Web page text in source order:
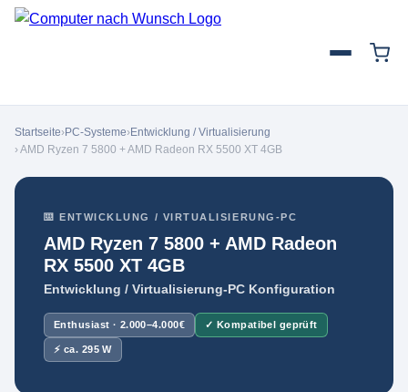
Startseite›PC-Systeme›Entwicklung / Virtualisierung
› AMD Ryzen 7 5800 + AMD Radeon RX 5500 XT 4GB
⌨️ ENTWICKLUNG / VIRTUALISIERUNG-PC
AMD Ryzen 7 5800 + AMD Radeon
RX 5500 XT 4GB
Entwicklung / Virtualisierung-PC Konfiguration
Enthusiast · 2.000–4.000€ ✓ Kompatibel geprüft
⚡ ca. 295 W